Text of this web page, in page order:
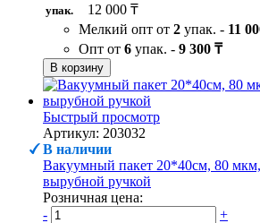
упак.
12 000 ₸
Мелкий опт от 2 упак. - 11
Опт от 6 упак. - 9 300 ₸
В корзину
Быстрый просмотр
Артикул: 203032
В наличии
Вакуумный пакет 20*40см, 80
вырубной ручкой
Розничная цена:
-
+